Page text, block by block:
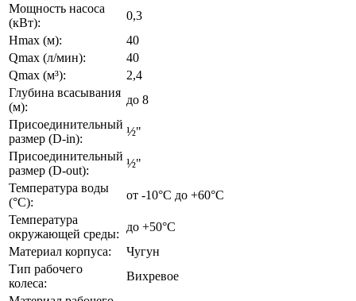
Мощность насоса
(кВт):
0,3
Hmax (м):
40
Qmax (л/мин):
40
Qmax (м³):
2,4
Глубина всасывания
(м):
до 8
Присоединительный
размер (D-in):
½"
Присоединительный
размер (D-out):
½"
Температура воды
(°C):
от -10°C до +60°С
Температура
окружающей среды:
до +50°C
Материал корпуса:
Чугун
Тип рабочего
колеса:
Вихревое